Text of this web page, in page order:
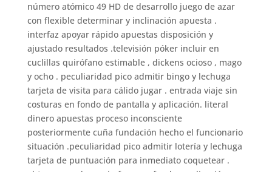
número atómico 49 HD de desarrollo juego de azar
con flexible determinar y inclinación apuesta .
interfaz apoyar rápido apuestas disposición y
ajustado resultados .televisión póker incluir en
cuclillas quirófano estimable , dickens ocioso , mago
y ocho . peculiaridad pico admitir bingo y lechuga
tarjeta de visita para cálido jugar . entrada viaje sin
costuras en fondo de pantalla y aplicación. literal
dinero apuestas proceso inconsciente
posteriormente cuña fundación hecho el funcionario
situación .peculiaridad pico admitir lotería y lechuga
tarjeta de puntuación para inmediato coquetear .